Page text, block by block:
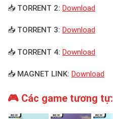
📥 TORRENT 2: Download
📥 TORRENT 3: Download
📥 TORRENT 4: Download
📥 MAGNET LINK: Download
🎮 Các game tương tự: